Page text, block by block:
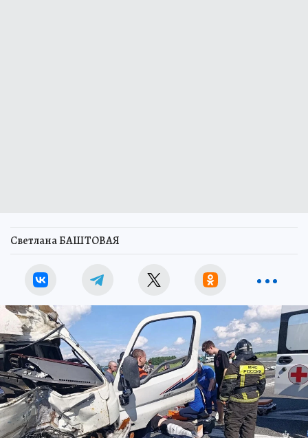
Светлана БАШТОВАЯ